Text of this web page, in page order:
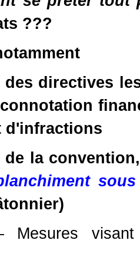
???
directives
d'infractions
de la
visant